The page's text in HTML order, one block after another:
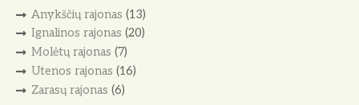
Anykščių rajonas (13)
Ignalinos rajonas (20)
Molėtų rajonas (7)
Utenos rajonas (16)
Zarasų rajonas (6)